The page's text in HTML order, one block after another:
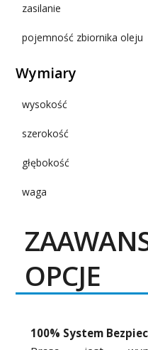
zasilanie
pojemność zbiornika oleju
Wymiary
wysokość
szerokość
głębokość
waga
OPCJE
100% System